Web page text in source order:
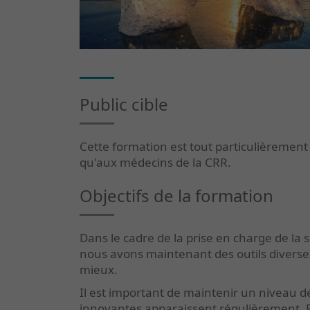
Public cible
Cette formation est tout
qu'aux médecins de la CRR.
Objectifs de la formation
Dans le cadre de la prise en charge de
nous avons maintenant des outils
mieux.
Il est important de maintenir un niveau